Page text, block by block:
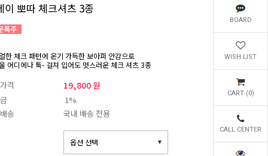
BOARD
WISH LIST
CART (0)
CALL CENTER
이 뽀따 체크셔츠 3종
한 체크 패턴에 온기 가득한 보아퍼 안감으로
어디에나 툭- 걸쳐 입어도 멋스러운 체크 셔츠 3종
격 19,800 원
1%
송
국내 배송 전용